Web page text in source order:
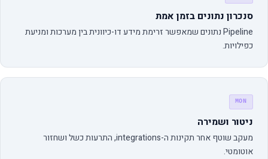
סנכרון נתונים בזמן אמת
Pipeline נתונים שמאפשר זרימת מידע דו-כיוונית בין מערכות ומניעת
כפילויות.
MON
ניטור ושמירה
מעקב שוטף אחר תקינות ה-integrations, התרעות כשל ושחזור
אוטומטי.